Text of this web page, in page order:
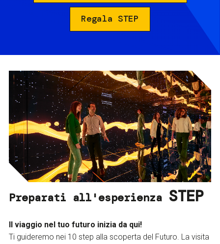
Regala STEP
Preparati all'esperienza STEP
Il viaggio nel tuo futuro inizia da qui!
Ti guideremo nei 10 step alla scoperta del Futuro. La visita